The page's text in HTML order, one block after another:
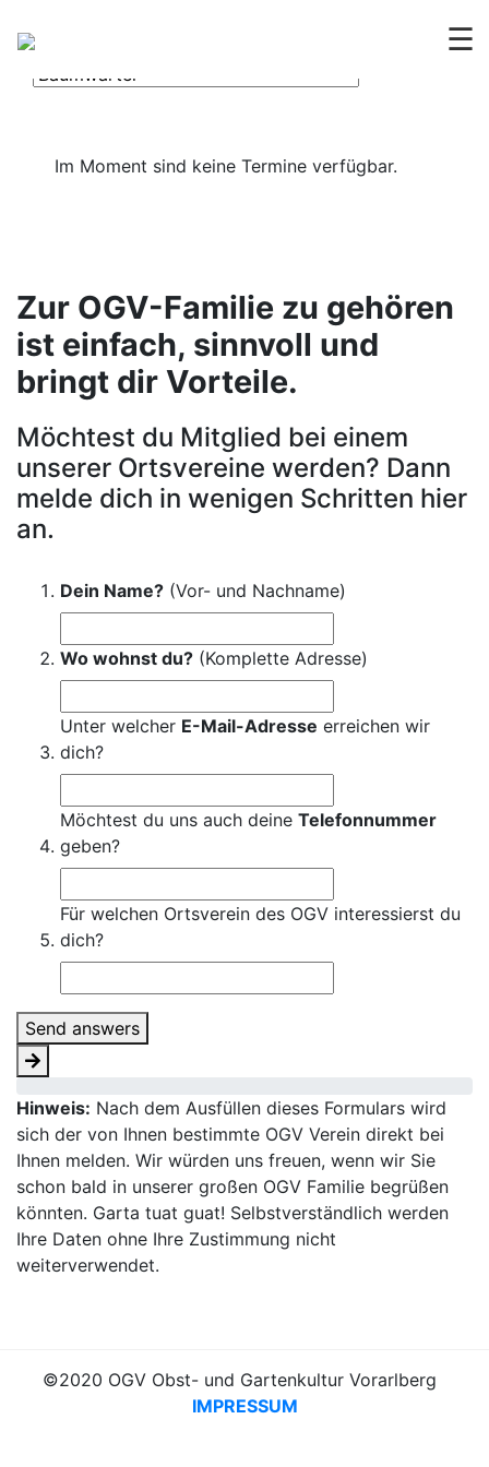
☰
OGV
Im Moment sind keine Termine verfügbar.
Zur OGV-Familie zu gehören
ist einfach, sinnvoll und
bringt dir Vorteile.
Möchtest du Mitglied bei einem
unserer Ortsvereine werden? Dann
melde dich in wenigen Schritten hier
an.
Dein Name? (Vor- und Nachname)
Wo wohnst du? (Komplette Adresse)
Unter welcher E-Mail-Adresse erreichen wir
dich?
Möchtest du uns auch deine Telefonnummer
geben?
Für welchen Ortsverein des OGV interessierst du
dich?
Send answers
Hinweis: Nach dem Ausfüllen dieses Formulars wird
sich der von Ihnen bestimmte OGV Verein direkt bei
Ihnen melden. Wir würden uns freuen, wenn wir Sie
schon bald in unserer großen OGV Familie begrüßen
könnten. Garta tuat guat! Selbstverständlich werden
Ihre Daten ohne Ihre Zustimmung nicht
weiterverwendet.
©2020 OGV Obst- und Gartenkultur Vorarlberg
IMPRESSUM